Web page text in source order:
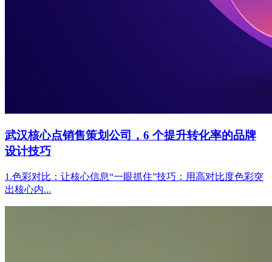
武汉核心点销售策划公司，6 个提升转化率的品牌
设计技巧
1.色彩对比：让核心信息“一眼抓住”技巧：用高对比度色彩突
出核心内...